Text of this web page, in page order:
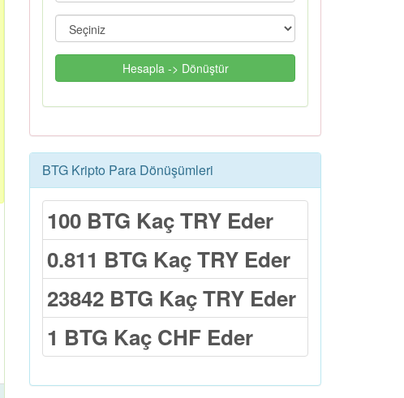
Hesapla -> Dönüştür
BTG Kripto Para Dönüşümleri
100 BTG Kaç TRY Eder
0.811 BTG Kaç TRY Eder
23842 BTG Kaç TRY Eder
1 BTG Kaç CHF Eder